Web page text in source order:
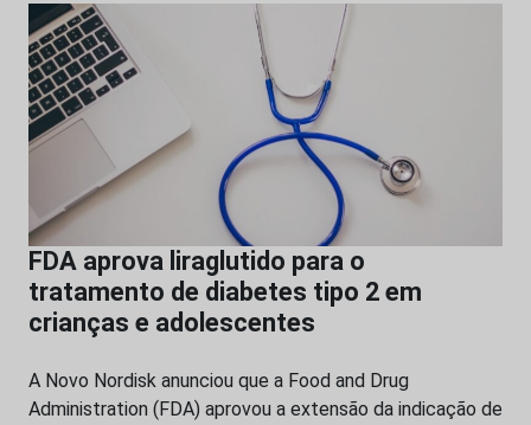
FDA aprova liraglutido para o
tratamento de diabetes tipo 2 em
crianças e adolescentes
A Novo Nordisk anunciou que a Food and Drug
Administration (FDA) aprovou a extensão da indicação de